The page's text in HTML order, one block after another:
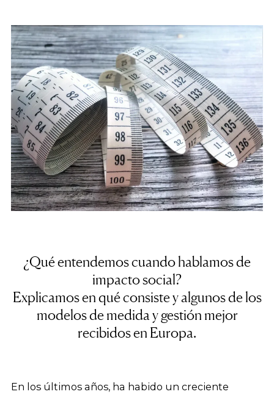
¿Qué entendemos cuando hablamos de
impacto social?
Explicamos en qué consiste y algunos de los
modelos de medida y gestión mejor
recibidos en Europa.
En los últimos años, ha habido un creciente